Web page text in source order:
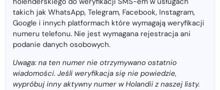
takich jak WhatsApp, Telegram, Facebook, Instagram,
Google i innych platformach które wymagają weryfikacji
numeru telefonu. Nie jest wymagana rejestracja ani
podanie danych osobowych.
Uwaga: na ten numer nie otrzymywano ostatnio
wiadomości. Jeśli weryfikacja się nie powiedzie,
wypróbuj inny aktywny numer w Holandii z naszej listy.